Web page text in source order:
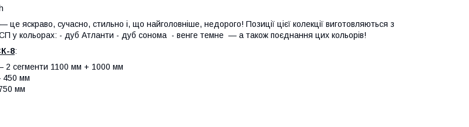
яскраво, сучасно, стильно і, що найголовніше, недорого! Позиції цієї колекції виготовляються з
у кольорах: - дуб Атланти - дуб сонома - венге темне — а також поєднання цих кольорів!
8:
2 сегменти 1100 мм + 1000 мм
450 мм
мм